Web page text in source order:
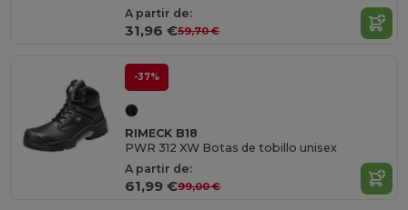
A partir de:
31,96 €59,70 €
-37%
RIMECK B18
PWR 312 XW Botas de tobillo unisex
A partir de:
61,99 €99,00 €